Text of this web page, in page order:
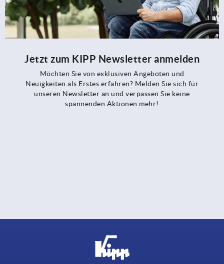
Jetzt zum KIPP Newsletter anmelden
Möchten Sie von exklusiven Angeboten und
Neuigkeiten als Erstes erfahren? Melden Sie sich für
unseren Newsletter an und verpassen Sie keine
spannenden Aktionen mehr!